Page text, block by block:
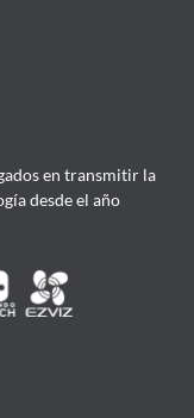
en transmitir la
desde el año